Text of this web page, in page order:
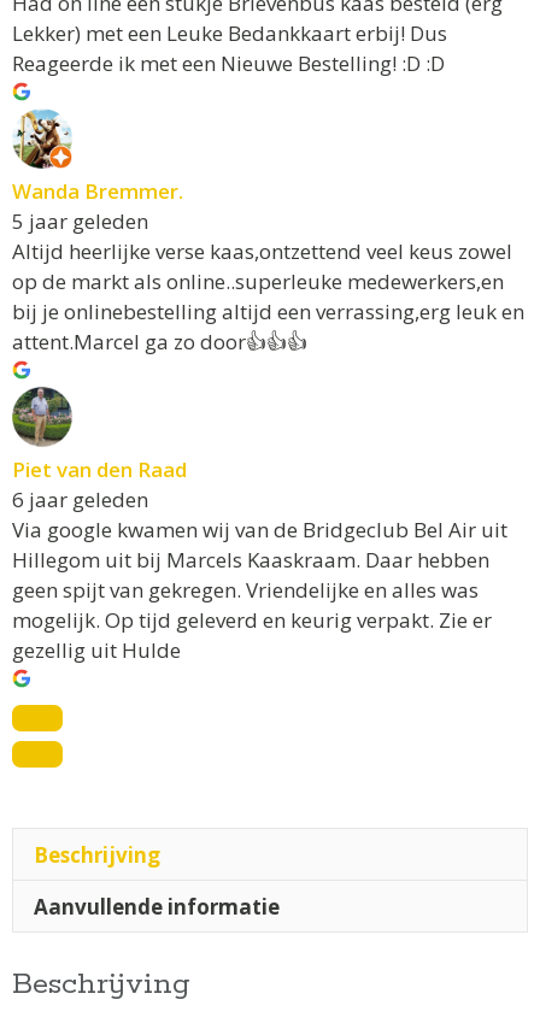
Lekker) met een Leuke Bedankkaart erbij! Dus
Reageerde ik met een Nieuwe Bestelling! :D :D
Wanda Bremmer.
5 jaar geleden
Altijd heerlijke verse kaas,ontzettend veel keus zowel
op de markt als online..superleuke medewerkers,en
bij je onlinebestelling altijd een verrassing,erg leuk en
attent.Marcel ga zo door👍👍👍
Piet van den Raad
6 jaar geleden
Via google kwamen wij van de Bridgeclub Bel Air uit
Hillegom uit bij Marcels Kaaskraam. Daar hebben
geen spijt van gekregen. Vriendelijke en alles was
mogelijk. Op tijd geleverd en keurig verpakt. Zie er
gezellig uit Hulde
Beschrijving
Aanvullende informatie
Beschrijving